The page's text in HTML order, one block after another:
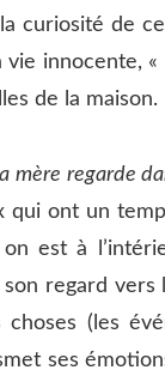
curiosité de
innocente,
de la maison.
mère regarde
qui ont un
est à
regard vers
(les
ses